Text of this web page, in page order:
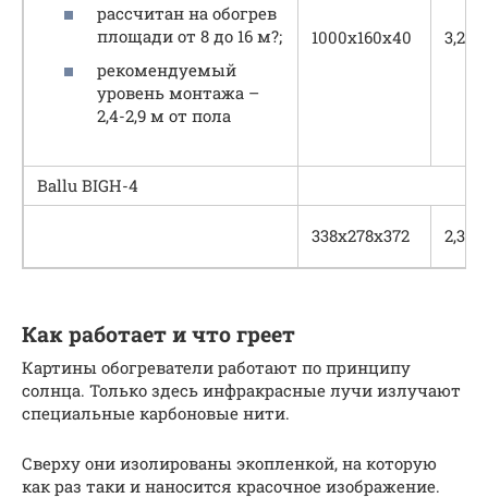
рассчитан на обогрев
площади от 8 до 16 м?;
рекомендуемый
уровень монтажа –
2,4-2,9 м от пола
1000х160х40 3,2
Ballu BIGH-4
338x278x372 2,3
Как работает и что греет
Картины обогреватели работают по принципу
солнца. Только здесь инфракрасные лучи излучают
специальные карбоновые нити.
Сверху они изолированы экопленкой, на которую
как раз таки и наносится красочное изображение.